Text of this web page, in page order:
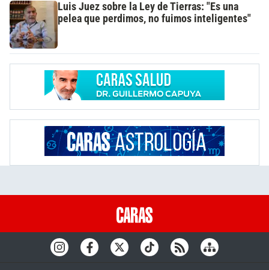
Luis Juez sobre la Ley de Tierras: "Es una
pelea que perdimos, no fuimos inteligentes"